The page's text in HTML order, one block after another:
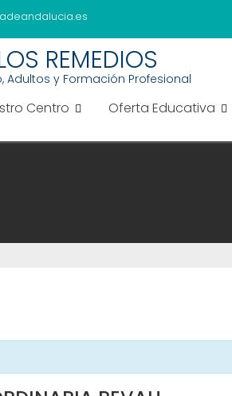
REMEDIOS
Adultos y Formación Profesional
Centro Oferta Educativa